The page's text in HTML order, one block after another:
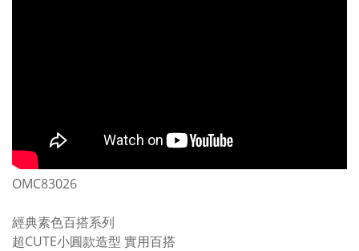
OMC83026
經典素色百搭系列
超CUTE小圓款造型 實用百搭